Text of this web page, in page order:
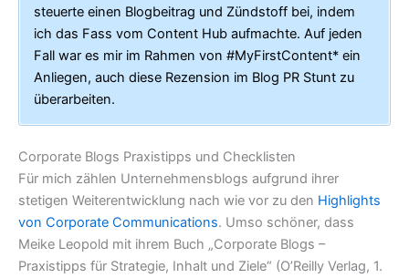
steuerte einen Blogbeitrag und Zündstoff bei, indem
ich das Fass vom Content Hub aufmachte. Auf jeden
Fall war es mir im Rahmen von #MyFirstContent* ein
Anliegen, auch diese Rezension im Blog PR Stunt zu
überarbeiten.
Corporate Blogs Praxistipps und Checklisten
Für mich zählen Unternehmensblogs aufgrund ihrer
stetigen Weiterentwicklung nach wie vor zu den Highlights
von Corporate Communications. Umso schöner, dass
Meike Leopold mit ihrem Buch „Corporate Blogs –
Praxistipps für Strategie, Inhalt und Ziele“ (O’Reilly Verlag, 1.